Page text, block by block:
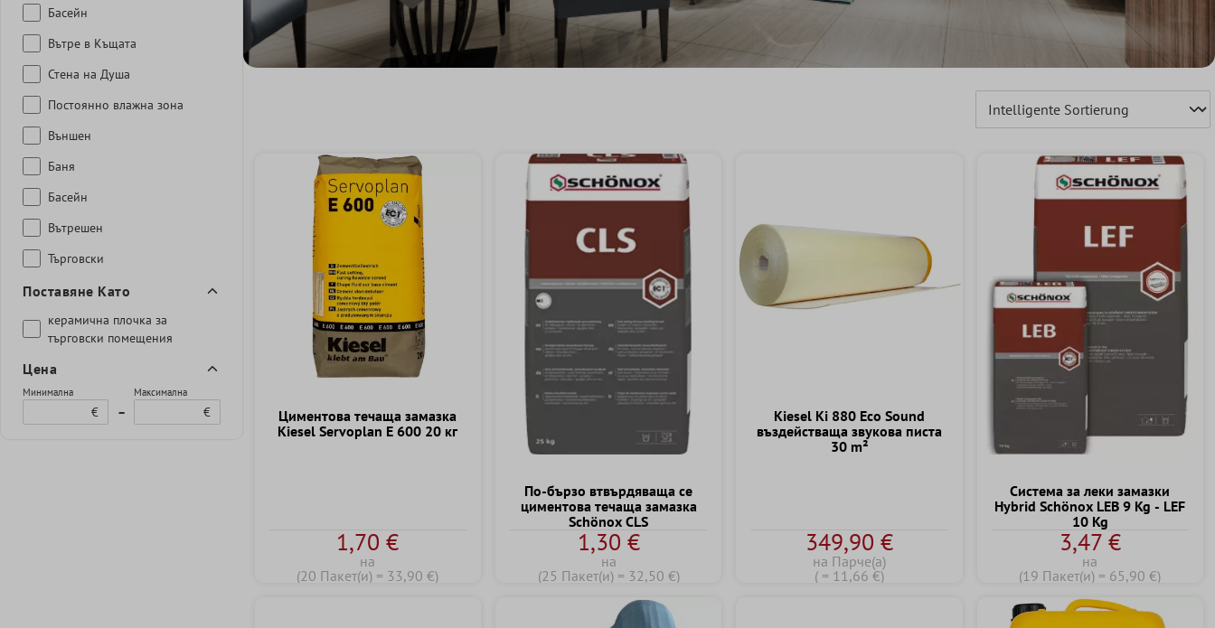
Басейн
Вътре в Къщата
Стена на Душа
Постоянно влажна зона
Външен
Баня
Басейн
Вътрешен
Търговски
Поставяне Като
керамична плочка за
търговски помещения
Цена
Минимална
€ –
Максимална
€
Циментова течаща замазка
Kiesel Servoplan E 600 20 кг
1,70 €
на
(20 Пакет(и) = 33,90 €)
По-бързо втвърдяваща се
циментова течаща замазка
Schönox CLS
1,30 €
на
(25 Пакет(и) = 32,50 €)
Kiesel Ki 880 Eco Sound
въздействаща звукова писта
30 m²
349,90 €
на Парче(а)
( = 11,66 €)
Система за леки замазки
Hybrid Schönox LEB 9 Kg - LEF
10 Kg
3,47 €
на
(19 Пакет(и) = 65,90 €)